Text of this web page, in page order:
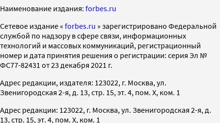
Наименование издания: forbes.ru
Cетевое издание « forbes.ru » зарегистрировано Федеральной
службой по надзору в сфере связи, информационных
технологий и массовых коммуникаций, регистрационный
номер и дата принятия решения о регистрации: серия Эл №
ФС77-82431 от 23 декабря 2021 г.
Адрес редакции, издателя: 123022, г. Москва, ул.
Звенигородская 2-я, д. 13, стр. 15, эт. 4, пом. X, ком. 1
Адрес редакции: 123022, г. Москва, ул. Звенигородская 2-я, д.
13, стр. 15, эт. 4, пом. X, ком. 1